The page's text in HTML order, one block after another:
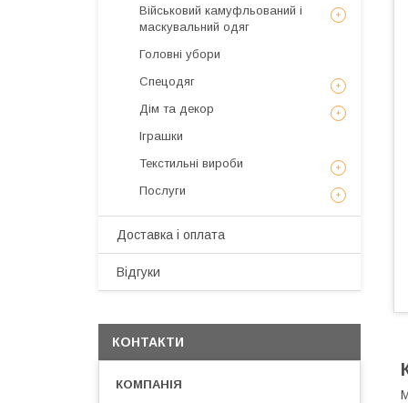
Військовий камуфльований і
маскувальний одяг
Головні убори
Спецодяг
Дім та декор
Іграшки
Текстильні вироби
Послуги
Доставка і оплата
Відгуки
КОНТАКТИ